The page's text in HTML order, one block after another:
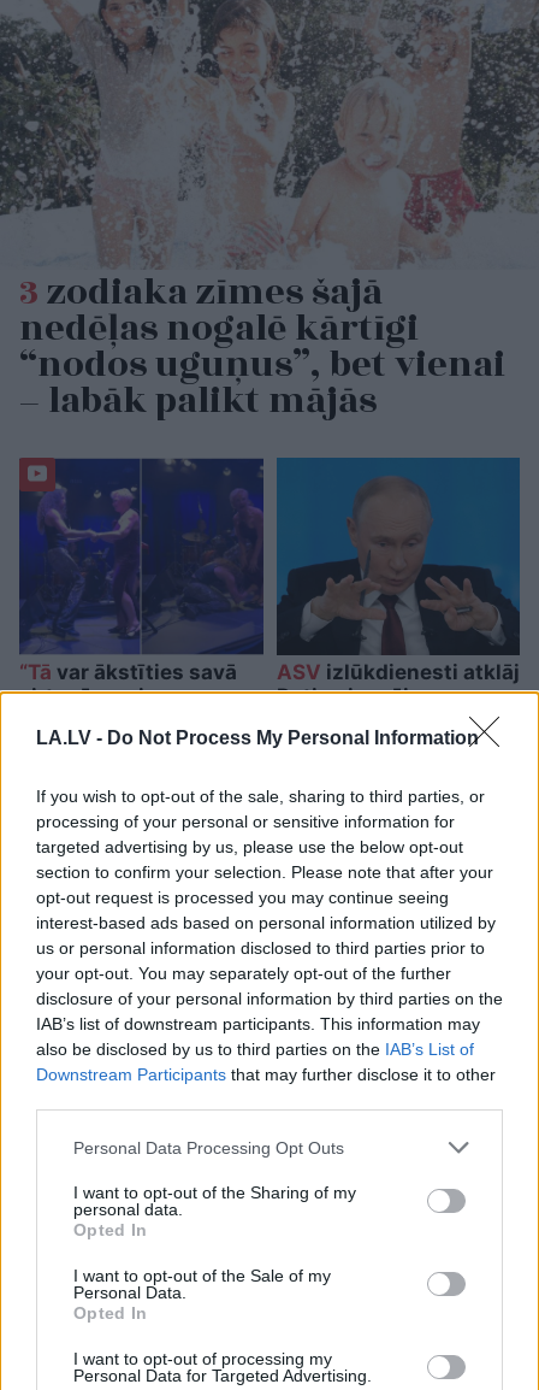
LA.LV - Do Not Process My Personal Information
If you wish to opt-out of the sale, sharing to third parties, or
processing of your personal or sensitive information for
targeted advertising by us, please use the below opt-out
section to confirm your selection. Please note that after your
opt-out request is processed you may continue seeing
interest-based ads based on personal information utilized by
us or personal information disclosed to third parties prior to
your opt-out. You may separately opt-out of the further
disclosure of your personal information by third parties on the
IAB’s list of downstream participants. This information may
also be disclosed by us to third parties on the IAB’s List of
Downstream Participants that may further disclose it to other
Please note that this website/app uses one or more Google
not limited to your visit or usage behaviour. You may click to
grant or deny consent to Google and its third-party tags to
use your data for below specified purposes in below Google
consent section.
Personal Data Processing Opt Outs
I want to opt-out of the Sharing of my
personal data.
Opted In
I want to opt-out of the Sale of my
Personal Data.
Opted In
I want to opt-out of processing my
Personal Data for Targeted Advertising.
3zodiaka zīmes šajā
nedēļas nogalē kārtīgi
“nodos uguņus”, bet vienai
– labāk palikt mājās
“Tā var ākstīties savā
virtuvē, nevis uz
Mīlgrāve ļāvusies
skatuves deja ar
Eirovīzijas zvaigzni
ASV izlūkdienesti atklāj
Putina iespējamo
pieaugs jau šoruden
TESTS. Tikai cilvēki ar
laucinieka DNS spēs iegūt
80% šajā lauku gudrību
testā